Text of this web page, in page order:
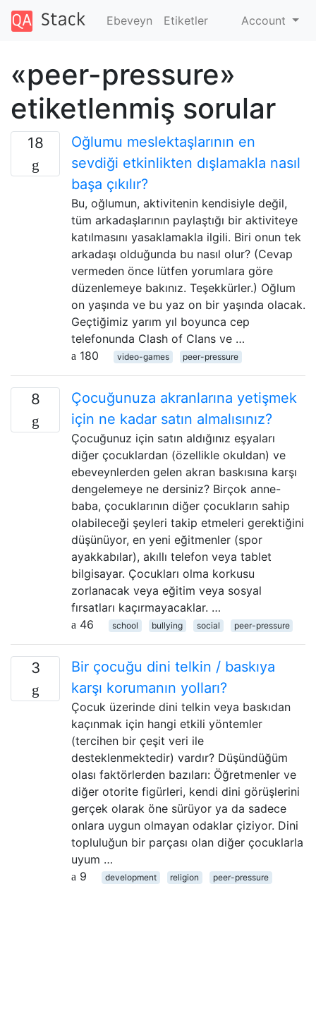
Ebeveyn Etiketler Account
«peer-pressure»
etiketlenmiş sorular
18
Oğlumu meslektaşlarının en
sevdiği etkinlikten dışlamakla nasıl
başa çıkılır?
Bu, oğlumun, aktivitenin kendisiyle değil,
tüm arkadaşlarının paylaştığı bir aktiviteye
katılmasını yasaklamakla ilgili. Biri onun tek
arkadaşı olduğunda bu nasıl olur? (Cevap
vermeden önce lütfen yorumlara göre
düzenlemeye bakınız. Teşekkürler.) Oğlum
on yaşında ve bu yaz on bir yaşında olacak.
Geçtiğimiz yarım yıl boyunca cep
telefonunda Clash of Clans ve …
180
video-games peer-pressure
8
Çocuğunuza akranlarına yetişmek
için ne kadar satın almalısınız?
Çocuğunuz için satın aldığınız eşyaları
diğer çocuklardan (özellikle okuldan) ve
ebeveynlerden gelen akran baskısına karşı
dengelemeye ne dersiniz? Birçok anne-
baba, çocuklarının diğer çocukların sahip
olabileceği şeyleri takip etmeleri gerektiğini
düşünüyor, en yeni eğitmenler (spor
ayakkabılar), akıllı telefon veya tablet
bilgisayar. Çocukları olma korkusu
zorlanacak veya eğitim veya sosyal
fırsatları kaçırmayacaklar. …
46
school bullying social peer-pressure
3
Bir çocuğu dini telkin / baskıya
karşı korumanın yolları?
Çocuk üzerinde dini telkin veya baskıdan
kaçınmak için hangi etkili yöntemler
(tercihen bir çeşit veri ile
desteklenmektedir) vardır? Düşündüğüm
olası faktörlerden bazıları: Öğretmenler ve
diğer otorite figürleri, kendi dini görüşlerini
gerçek olarak öne sürüyor ya da sadece
onlara uygun olmayan odaklar çiziyor. Dini
topluluğun bir parçası olan diğer çocuklarla
uyum …
9
development religion peer-pressure